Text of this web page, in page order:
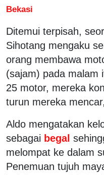
Bekasi
Ditemui terpisah,
Sihotang mengaku
orang membawa
(sajam) pada malam
25 motor, mereka
turun mereka
Aldo mengatakan
sebagai begal
melompat ke dalam
Penemuan tujuh